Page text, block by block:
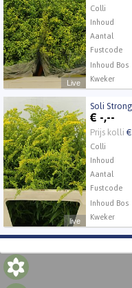
Live
Colli
Inhoud
Aantal
Fustcode
Inhoud Bos
Kweker
live
Soli
€ -,--
Prijs kolli
Colli
Inhoud
Aantal
Fustcode
Inhoud Bos
Kweker
Soli Strong Design
Eerst Inloggen a.u.b.